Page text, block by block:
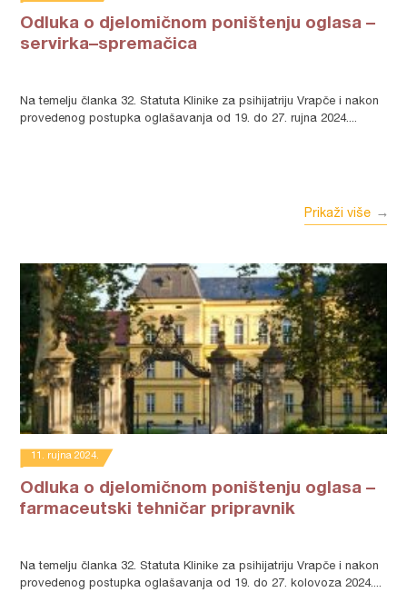
Odluka o djelomičnom poništenju oglasa –
servirka–spremačica
Na temelju članka 32. Statuta Klinike za psihijatriju Vrapče i nakon
provedenog postupka oglašavanja od 19. do 27. rujna 2024....
Prikaži više
11. rujna 2024.
Odluka o djelomičnom poništenju oglasa –
farmaceutski tehničar pripravnik
Na temelju članka 32. Statuta Klinike za psihijatriju Vrapče i nakon
provedenog postupka oglašavanja od 19. do 27. kolovoza 2024....